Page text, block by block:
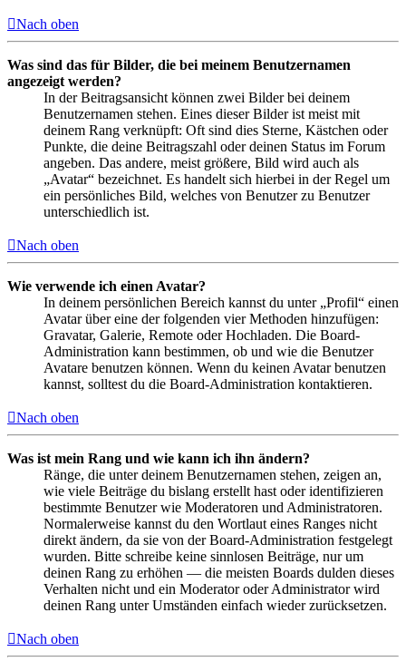
Nach oben
Was sind das für Bilder, die bei meinem Benutzernamen
angezeigt werden?
In der Beitragsansicht können zwei Bilder bei deinem
Benutzernamen stehen. Eines dieser Bilder ist meist mit
deinem Rang verknüpft: Oft sind dies Sterne, Kästchen oder
Punkte, die deine Beitragszahl oder deinen Status im Forum
angeben. Das andere, meist größere, Bild wird auch als
„Avatar“ bezeichnet. Es handelt sich hierbei in der Regel um
ein persönliches Bild, welches von Benutzer zu Benutzer
unterschiedlich ist.
Nach oben
Wie verwende ich einen Avatar?
In deinem persönlichen Bereich kannst du unter „Profil“ einen
Avatar über eine der folgenden vier Methoden hinzufügen:
Gravatar, Galerie, Remote oder Hochladen. Die Board-
Administration kann bestimmen, ob und wie die Benutzer
Avatare benutzen können. Wenn du keinen Avatar benutzen
kannst, solltest du die Board-Administration kontaktieren.
Nach oben
Was ist mein Rang und wie kann ich ihn ändern?
Ränge, die unter deinem Benutzernamen stehen, zeigen an,
wie viele Beiträge du bislang erstellt hast oder identifizieren
bestimmte Benutzer wie Moderatoren und Administratoren.
Normalerweise kannst du den Wortlaut eines Ranges nicht
direkt ändern, da sie von der Board-Administration festgelegt
wurden. Bitte schreibe keine sinnlosen Beiträge, nur um
deinen Rang zu erhöhen — die meisten Boards dulden dieses
Verhalten nicht und ein Moderator oder Administrator wird
deinen Rang unter Umständen einfach wieder zurücksetzen.
Nach oben